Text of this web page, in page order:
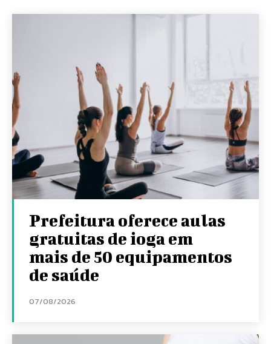
Prefeitura oferece aulas
gratuitas de ioga em
mais de 50 equipamentos
de saúde
07/08/2026